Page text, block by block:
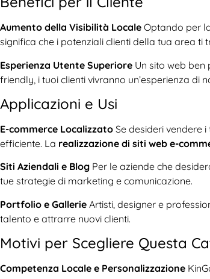
Aumento della Visibilità Locale Optando per
significa che i potenziali clienti della tua area
Esperienza Utente Superiore Un sito web ben
friendly, i tuoi clienti vivranno un’esperienza di
Applicazioni e Usi
E-commerce Localizzato Se desideri vendere
efficiente. La realizzazione di siti web e-
Siti Aziendali e Blog Per le aziende che
tue strategie di marketing e comunicazione.
Portfolio e Gallerie Artisti, designer e
talento e attrarre nuovi clienti.
Motivi per Scegliere Questa
Competenza Locale e Personalizzazione